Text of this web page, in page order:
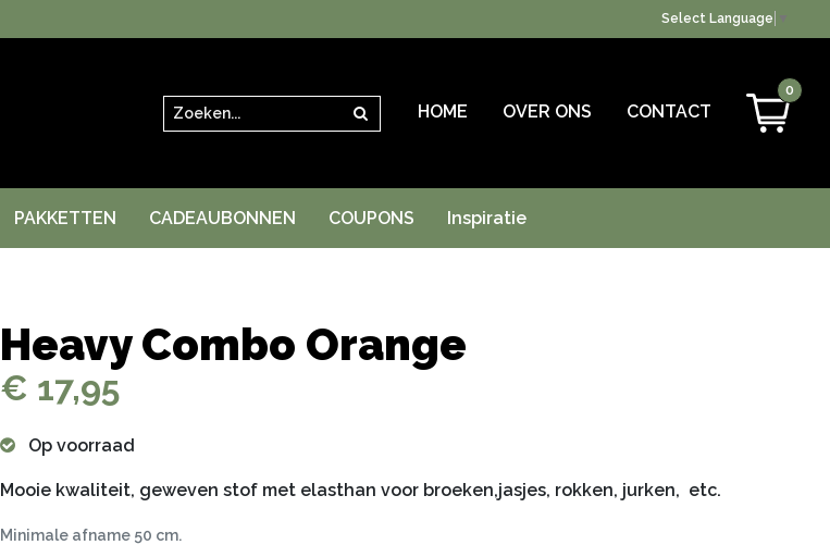
Select Language
Zoeken Zoeken HOME OVER ONS CONTACT
0
PAKKETTEN CADEAUBONNEN COUPONS Inspiratie
Heavy Combo Orange
€ 17,95
Op voorraad
Mooie kwaliteit, geweven stof met elasthan voor broeken,jasjes, rokken, jurken, etc.
Minimale afname 50 cm.